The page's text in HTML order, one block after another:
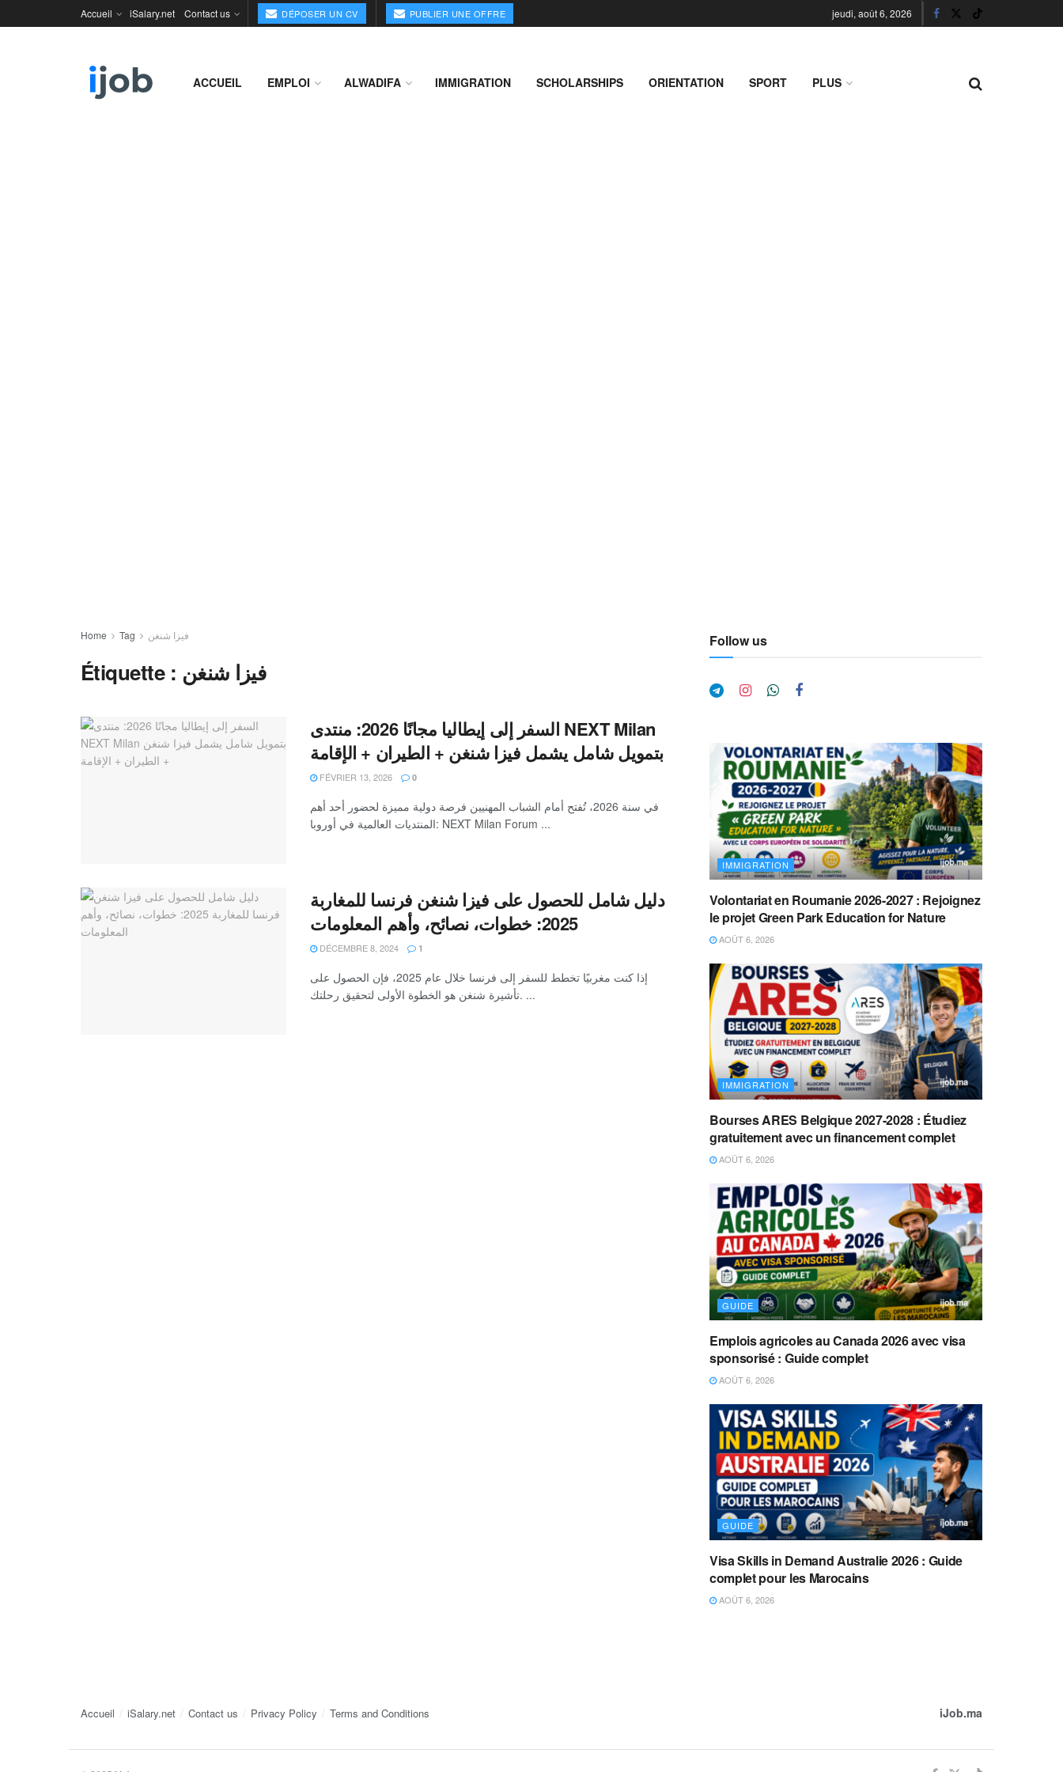
Accueil iSalary.net Contact us DÉPOSER UN CV PUBLIER UNE OFFRE jeudi, août 6, 2026
ACCUEIL EMPLOI ALWADIFA IMMIGRATION SCHOLARSHIPS ORIENTATION SPORT PLUS
Home Tag فيزا شنغن
Étiquette : فيزا شنغن
السفر إلى إيطاليا مجانًا 2026: منتدى NEXT Milan
بتمويل شامل يشمل فيزا شنغن + الطيران + الإقامة
FÉVRIER 13, 2026 0
في سنة 2026، تُفتح أمام الشباب المهنيين فرصة دولية مميزة لحضور أحد أهم
المنتديات العالمية في أوروبا: NEXT Milan Forum ...
دليل شامل للحصول على فيزا شنغن فرنسا للمغاربة
2025: خطوات، نصائح، وأهم المعلومات
DÉCEMBRE 8, 2024 1
إذا كنت مغربيًا تخطط للسفر إلى فرنسا خلال عام 2025، فإن الحصول على
تأشيرة شنغن هو الخطوة الأولى لتحقيق رحلتك. ...
Follow us
IMMIGRATION
Volontariat en Roumanie 2026-2027 : Rejoignez
le projet Green Park Education for Nature
AOÛT 6, 2026
IMMIGRATION
Bourses ARES Belgique 2027-2028 : Étudiez
gratuitement avec un financement complet
AOÛT 6, 2026
GUIDE
Emplois agricoles au Canada 2026 avec visa
sponsorisé : Guide complet
AOÛT 6, 2026
GUIDE
Visa Skills in Demand Australie 2026 : Guide
complet pour les Marocains
AOÛT 6, 2026
Accueil iSalary.net Contact us Privacy Policy Terms and Conditions iJob.ma